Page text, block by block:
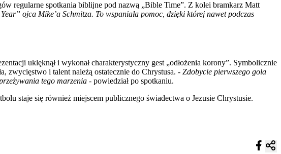
regularne spotkania biblijne pod nazwą „Bible Time”. Z kolei bramkarz Matt
ojca Mike’a Schmitza. To wspaniała pomoc, dzięki której nawet podczas
uklęknął i wykonał charakterystyczny gest „odłożenia korony”. Symbolicznie
zwycięstwo i talent należą ostatecznie do Chrystusa. - Zdobycie pierwszego gola
tego marzenia - powiedział po spotkaniu.
staje się również miejscem publicznego świadectwa o Jezusie Chrystusie.